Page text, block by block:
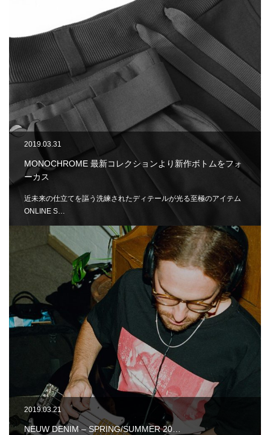
2019.03.31
MONOCHROME 最新コレクションより新作ボトムをフォ
ーカス
近未来の仕立てを謳う洗練されたディテールが光る至極のアイテム
ONLINE S…
2019.03.21
NEUW DENIM – SPRING/SUMMER 20…